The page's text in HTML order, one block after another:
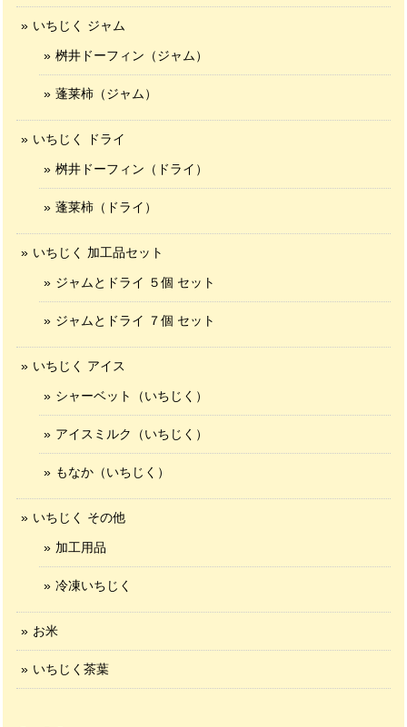
いちじく ジャム
桝井ドーフィン（ジャム）
蓬莱柿（ジャム）
いちじく ドライ
桝井ドーフィン（ドライ）
蓬莱柿（ドライ）
いちじく 加工品セット
ジャムとドライ ５個 セット
ジャムとドライ ７個 セット
いちじく アイス
シャーベット（いちじく）
アイスミルク（いちじく）
もなか（いちじく）
いちじく その他
加工用品
冷凍いちじく
お米
いちじく茶葉